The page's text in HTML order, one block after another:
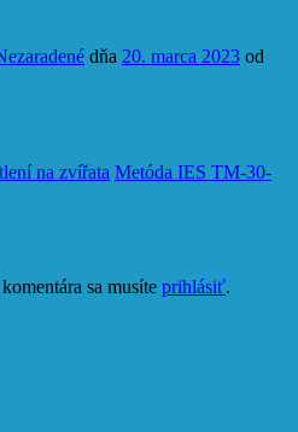
dňa 20. marca 2023 od
na zvířata Metóda IES TM-30-
sa musíte prihlásiť.